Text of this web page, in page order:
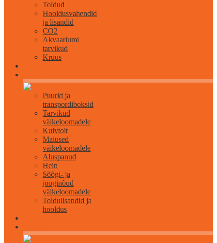
Toidud
Hooldusvahendid
ja lisandid
CO2
Akvaariumi
tarvikud
Kruus
Puurid ja
transpordiboksid
Tarvikud
väikeloomadele
Kuivtoit
Maiused
väikeloomadele
Aluspanud
Hein
Sõõgi- ja
jooginõud
väikeloomadele
Toidulisandid ja
hooldus